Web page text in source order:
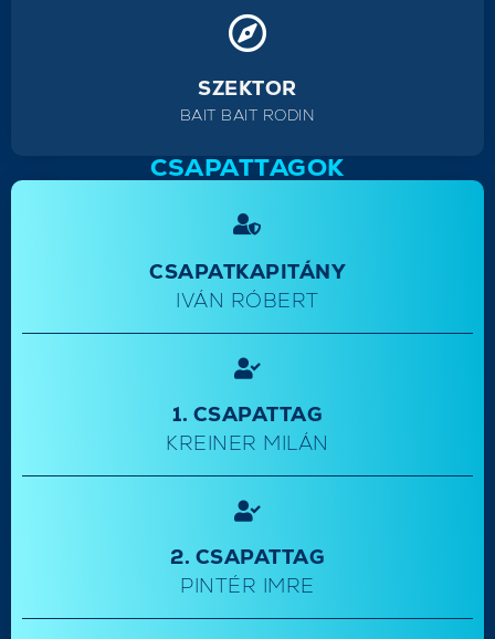
SZEKTOR
BAIT BAIT RODIN
CSAPATTAGOK
CSAPATKAPITÁNY
IVÁN RÓBERT
1. CSAPATTAG
KREINER MILÁN
2. CSAPATTAG
PINTÉR IMRE